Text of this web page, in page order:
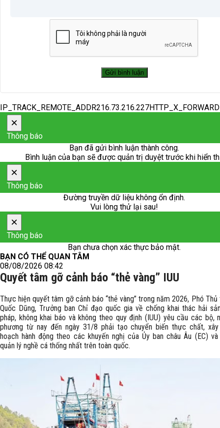
×
Thông báo
Bạn đã gửi bình luận thành công.
Bình luận của bạn sẽ được quản trị duyệt trước khi hiển
×
Thông báo
Đường truyền dữ liệu không ổn định.
Vui lòng thử lại sau!
×
Thông báo
Bạn chưa chọn xác thực bảo mật.
BẠN CÓ THỂ QUAN TÂM
08/08/2026 08:42
Quyết tâm gỡ cảnh báo “thẻ vàng” IUU
Thực hiện quyết tâm gỡ cảnh báo “thẻ vàng” trong năm 2026, Phó
Quốc Dũng, Trưởng ban Chỉ đạo quốc gia về chống khai thác hải
pháp, không khai báo và không theo quy định (IUU) yêu cầu các bộ,
phương từ nay đến ngày 31/8 phải tạo chuyển biến thực chất,
hoạch hành động theo các khuyến nghị của Ủy ban châu Âu (EC)
quản lý nghề cá thống nhất trên toàn quốc.